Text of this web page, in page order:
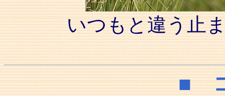
いつもと違う止
■